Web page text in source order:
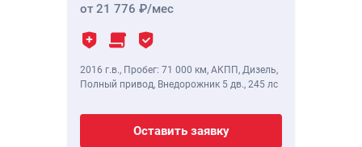
от 21 776 /мес
2016 г.в., Пробег: 71 000 км, АКПП, Дизель,
Полный привод, Внедорожник 5 дв., 245 лс
Оставить заявку